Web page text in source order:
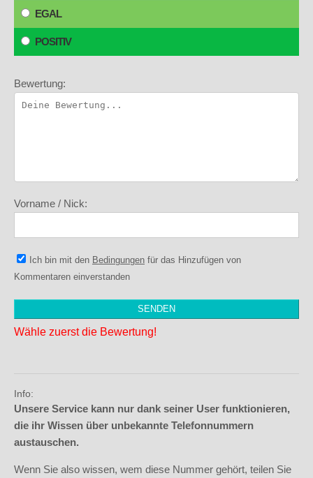
EGAL
POSITIV
Bewertung:
Vorname / Nick:
Ich bin mit den Bedingungen für das Hinzufügen von
Kommentaren einverstanden
Wähle zuerst die Bewertung!
Info:
Unsere Service kann nur dank seiner User funktionieren,
die ihr Wissen über unbekannte Telefonnummern
austauschen.
Wenn Sie also wissen, wem diese Nummer gehört, teilen Sie